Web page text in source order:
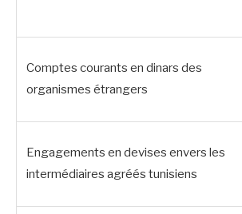
Comptes courants en dinars des
organismes étrangers
Engagements en devises envers les
intermédiaires agréés tunisiens